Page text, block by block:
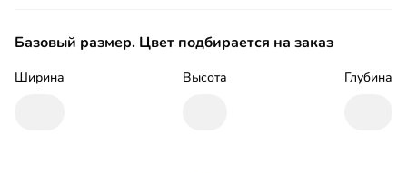
Базовый размер. Цвет подбирается на заказ
Ширина Высота Глубина